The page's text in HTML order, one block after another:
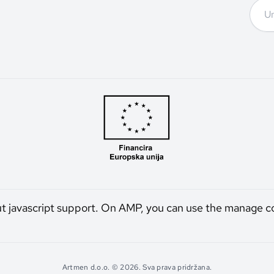
javascript support. On AMP, you can use the
Artmen d.o.o. © 2026. Sva prava pridržana.